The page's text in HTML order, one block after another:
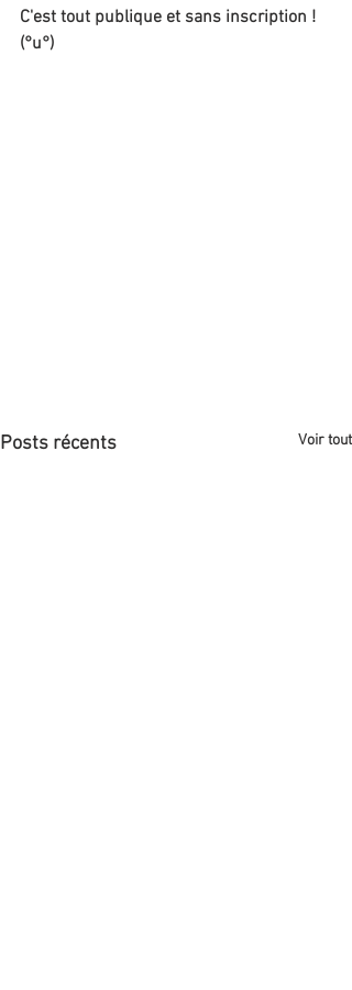
C'est tout publique et sans inscription !
(°u°)
Posts récents Voir tout